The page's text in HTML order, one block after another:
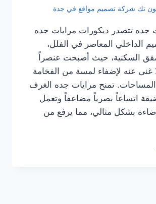
تك شركة تصميم مواقع في جدة
جده تتصدر ديكورات مرايات جده
الداخلي المعاصر في الفلل،
السكنية، حيث أصبحت عنصراً
غنى عنه لإضفاء لمسة من الفخامة
تمنح مرايات جده الغرف
اتساعاً بصرياً مضاعفاً وتعمل
بشكل مثالي، مما يرفع من